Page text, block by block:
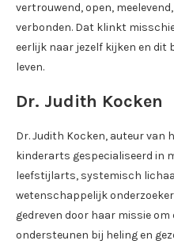
vertrouwend, open,
verbonden. Dat klinkt
eerlijk naar jezelf kijken en dit
leven.
Dr. Judith Kocken
Dr. Judith Kocken, auteur van
kinderarts gespecialiseerd in
leefstijlarts, systemisch
wetenschappelijk
gedreven door haar missie om
ondersteunen bij heling en